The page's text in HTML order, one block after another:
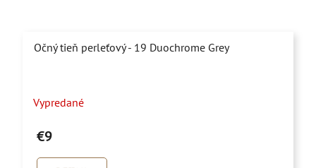
Očný tieň perleťový - 19 Duochrome Grey
Vypredané
€9